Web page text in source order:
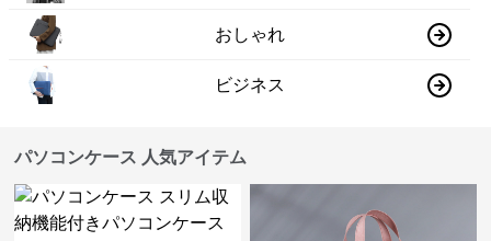
おしゃれ
ビジネス
パソコンケース 人気アイテム